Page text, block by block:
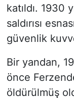
katıldı. 1930
saldırısı
güvenlik
Bir yandan,
önce
öldürülmüş